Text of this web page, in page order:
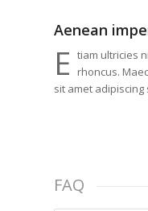
Aenean
E tiam ultricies
rhoncus.
sit amet
FAQ